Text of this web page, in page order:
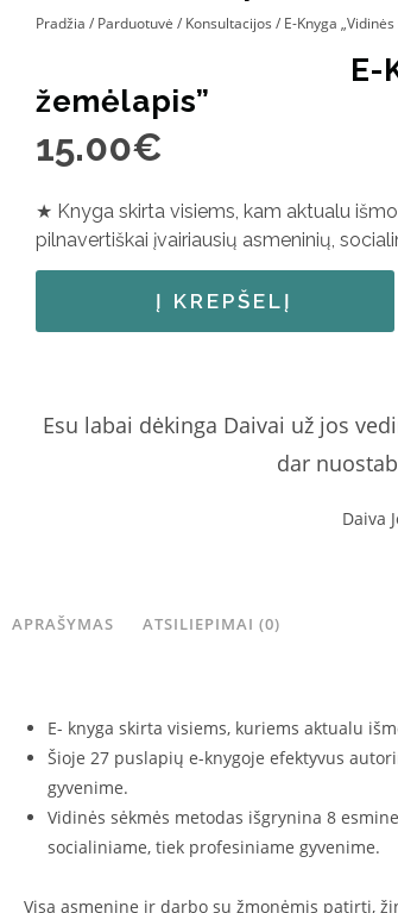
Pradžia / Parduotuvė / Konsultacijos / E-Knyga
E-
žemėlapis”
15.00€
★ Knyga skirta visiems, kam aktualu
pilnavertiškai įvairiausių asmeninių,
Į KREPŠELĮ
Esu labai dėkinga Daivai už jos
dar
Daiva
APRAŠYMAS ATSILIEPIMAI (0)
E- knyga skirta visiems, kuriems aktualu
Šioje 27 puslapių e-knygoje efektyvus
gyvenime.
Vidinės sėkmės metodas išgrynina 8
socialiniame, tiek profesiniame gyvenime.
Visą asmeninę ir darbo su žmonėmis patirtį,